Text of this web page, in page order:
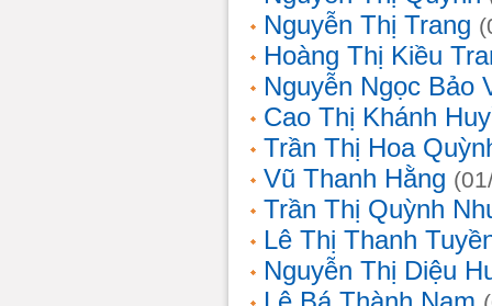
Nguyễn Thị Trang
Hoàng Thị Kiều
Nguyễn Ngọc Bảo
Cao Thị Khánh
Trần Thị Hoa
Vũ Thanh Hằng
Trần Thị Quỳnh
Lê Thị Thanh
Nguyễn Thị Diệu